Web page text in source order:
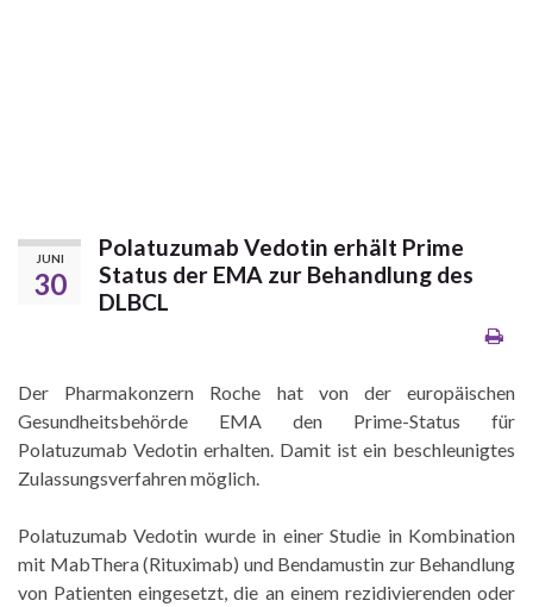
JUNI
30
Polatuzumab Vedotin erhält Prime
Status der EMA zur Behandlung des
DLBCL
Der Pharmakonzern Roche hat von der europäischen
Gesundheitsbehörde EMA den Prime-Status für
Polatuzumab Vedotin erhalten. Damit ist ein beschleunigtes
Zulassungsverfahren möglich.
Polatuzumab Vedotin wurde in einer Studie in Kombination
mit MabThera (Rituximab) und Bendamustin zur Behandlung
von Patienten eingesetzt, die an einem rezidivierenden oder